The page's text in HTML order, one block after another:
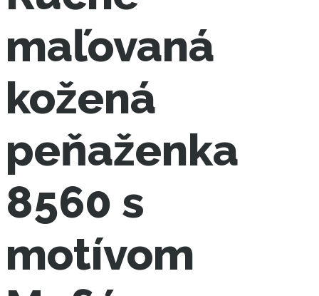
maľovaná
kožená
peňaženka
8560 s
motívom